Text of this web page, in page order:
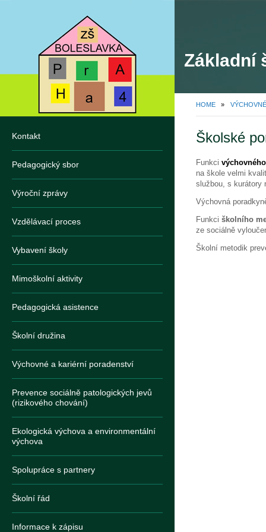
Základní
HOME »
Kontakt
Pedagogický sbor
Výroční zprávy
Vzdělávací proces
Vybavení školy
Mimoškolní aktivity
Pedagogická asistence
Školní družina
Výchovné a kariérní poradenství
Prevence sociálně patologických jevů
(rizikového chování)
Ekologická výchova a environmentální
výchova
Spolupráce s partnery
Školní řád
Informace k zápisu
Školské
Funkci
na škole velmi
službou, s kurátory
Výchovná
Funkci školního
ze sociálně
Školní metodik